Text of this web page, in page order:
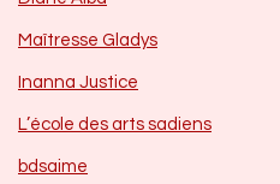
Maîtresse Gladys
Inanna Justice
L’école des arts sadiens
bdsaime